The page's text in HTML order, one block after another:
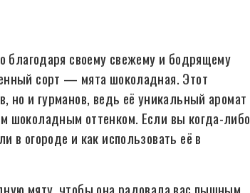
благодаря своему свежему и бодрящему
сорт — мята шоколадная. Этот
но и гурманов, ведь её уникальный аромат
шоколадным оттенком. Если вы когда-либо
огороде и как использовать её в